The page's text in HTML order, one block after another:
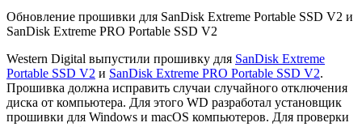
Обновление прошивки для SanDisk Extreme Portable SSD V2 и
SanDisk Extreme PRO Portable SSD V2
Western Digital выпустили прошивку для SanDisk Extreme
Portable SSD V2 и SanDisk Extreme PRO Portable SSD V2.
Прошивка должна исправить случаи случайного отключения
диска от компьютера. Для этого WD разработал установщик
прошивки для Windows и macOS компьютеров. Для проверки